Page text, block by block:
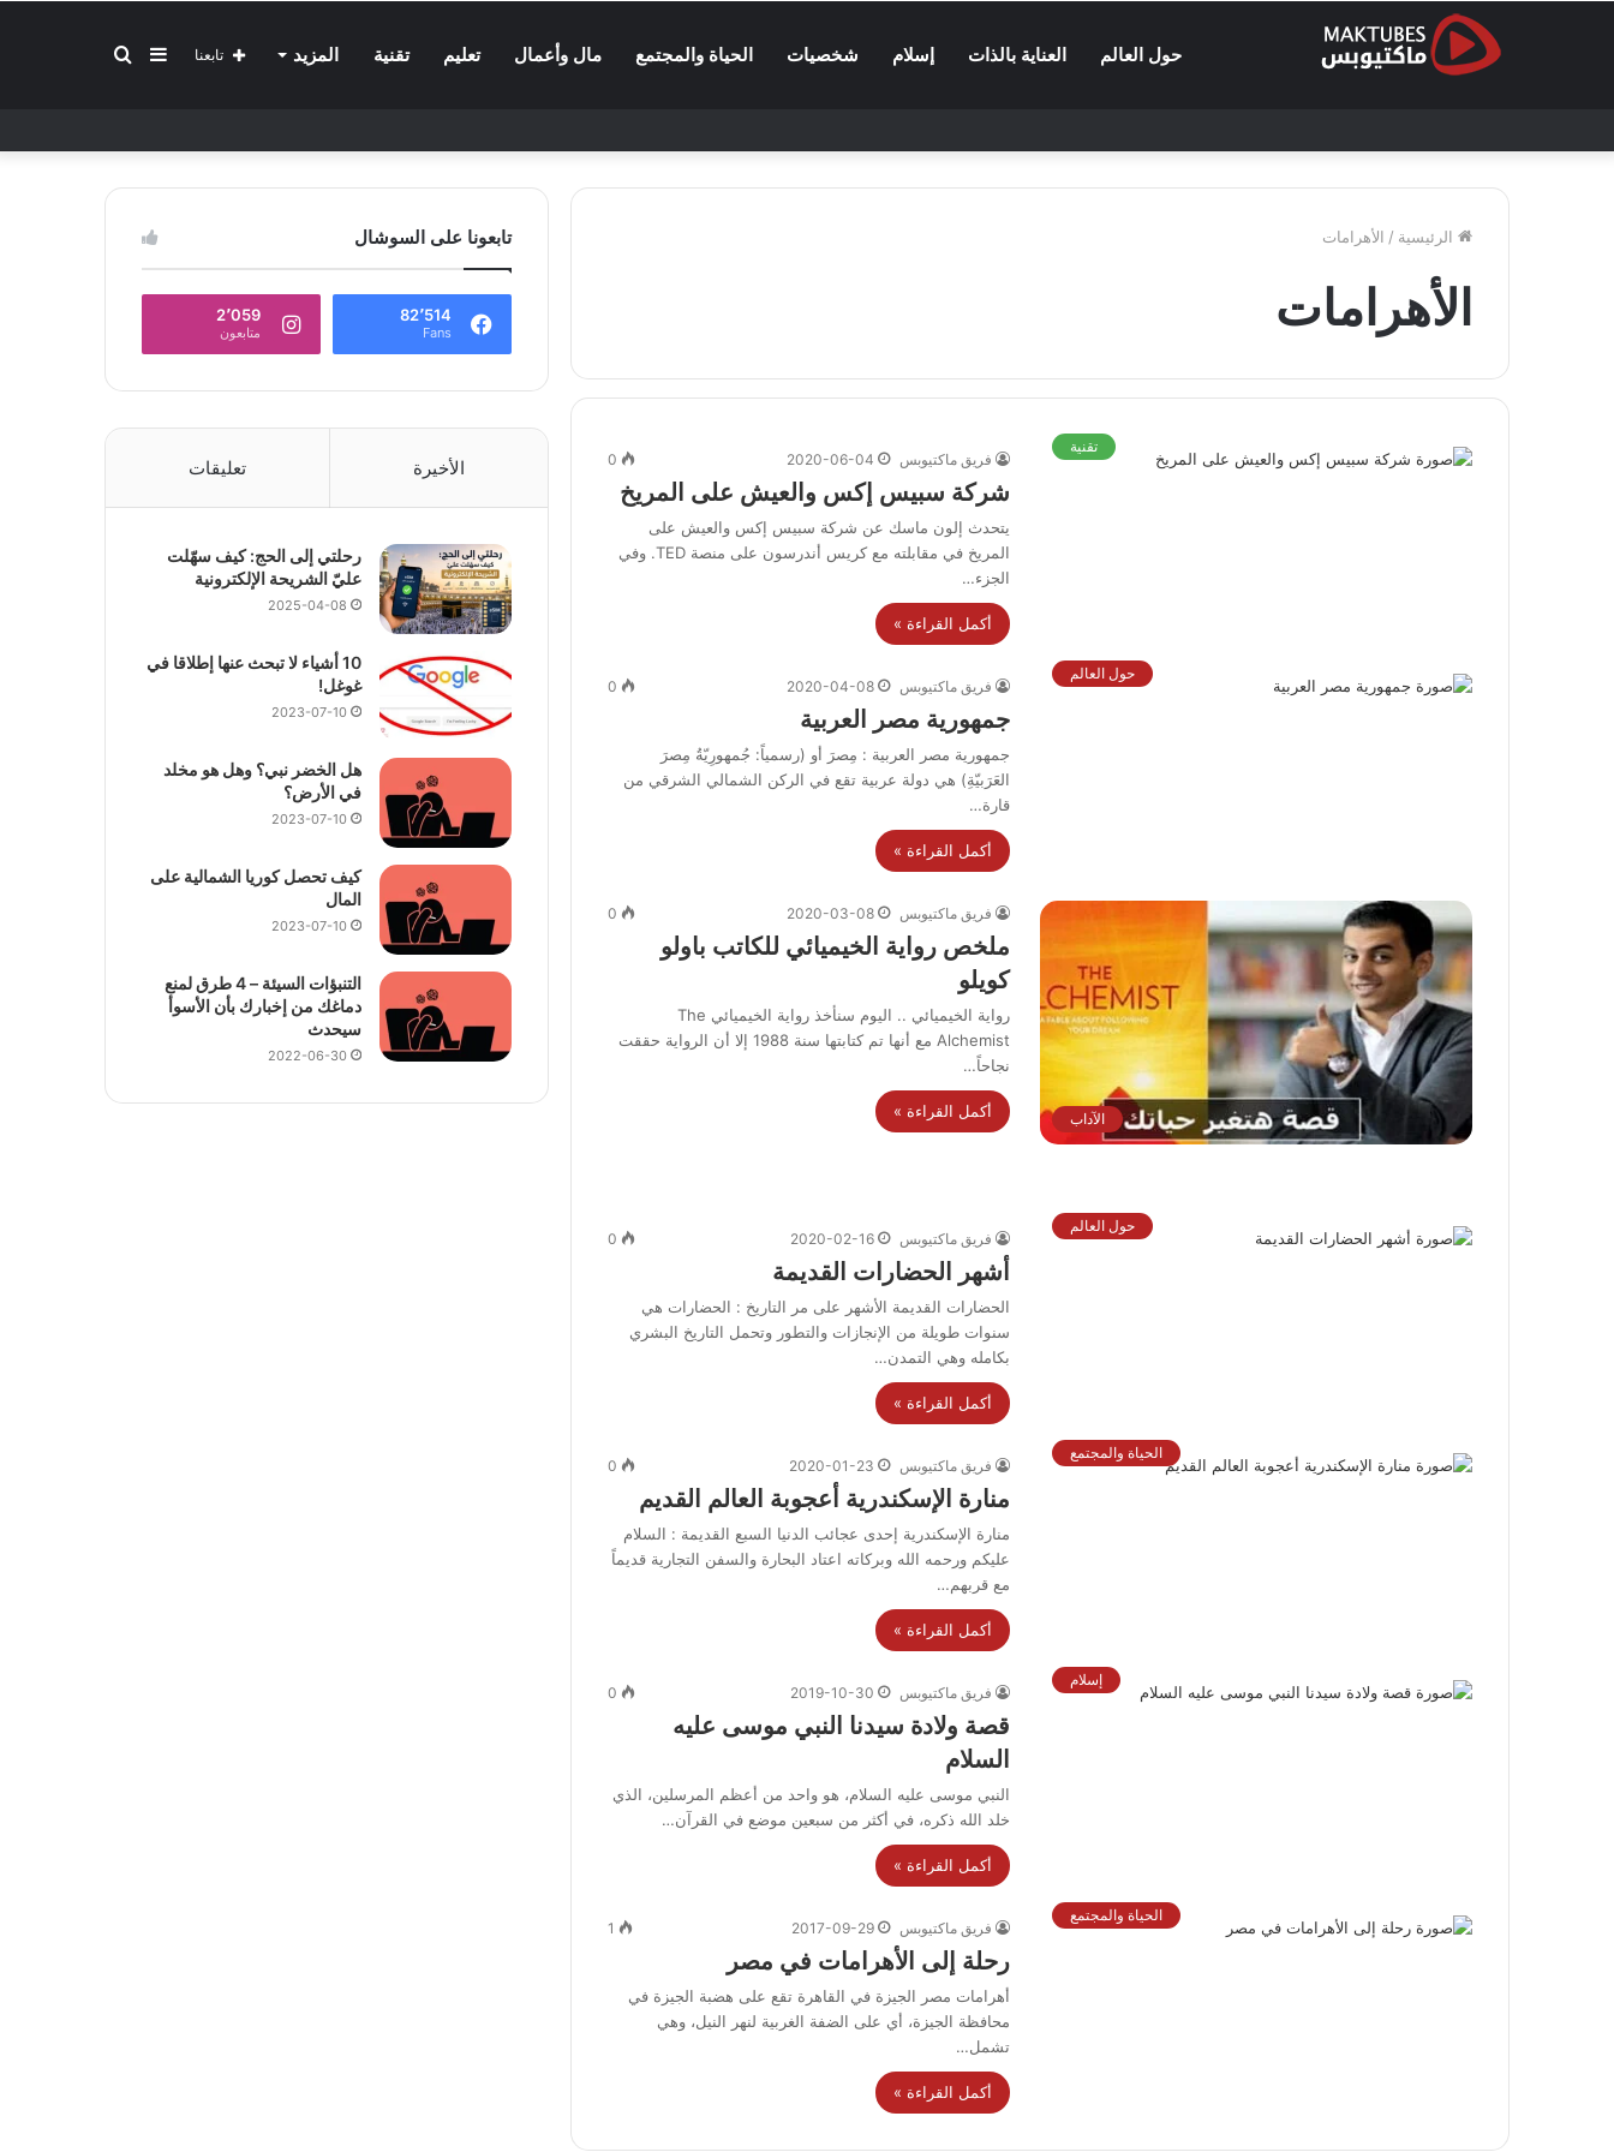
حول العالم العناية بالذات إسلام شخصيات الحياة والمجتمع مال وأعمال تعليم تقنية المزيد بحثإضافة
جانبي
تابعنا
الرئيسية / الأهرامات
الأهرامات
تقنية
فريق ماكتيوبس 2020-06-04
0
شركة سبيس إكس والعيش على المريخ
يتحدث إلون ماسك عن شركة سبيس إكس والعيش على
المريخ في مقابلته مع كريس أندرسون على منصة TED. وفي
الجزء…
أكمل القراءة »
حول العالم
فريق ماكتيوبس 2020-04-08
0
جمهورية مصر العربية
جمهورية مصر العربية : مِصرَ أو (رسمياً: جُمهورِيّةُ مِصرَ
العَرَبيّةِ) هي دولة عربية تقع في الركن الشمالي الشرقي من
قارة…
أكمل القراءة »
الآداب
فريق ماكتيوبس 2020-03-08
0
ملخص رواية الخيميائي للكاتب باولو
كويلو
رواية الخيميائي .. اليوم سنأخذ رواية الخيميائي The
Alchemist مع أنها تم كتابتها سنة 1988 إلا أن الرواية حققت
نجاحاً…
أكمل القراءة »
حول العالم
فريق ماكتيوبس 2020-02-16
0
أشهر الحضارات القديمة
الحضارات القديمة الأشهر على مر التاريخ : الحضارات هي
سنوات طويلة من الإنجازات والتطور وتحمل التاريخ البشري
بكامله وهي التمدن…
أكمل القراءة »
الحياة والمجتمع
فريق ماكتيوبس 2020-01-23
0
منارة الإسكندرية أعجوبة العالم القديم
منارة الإسكندرية إحدى عجائب الدنيا السبع القديمة : السلام
عليكم ورحمه الله وبركاته اعتاد البحارة والسفن التجارية قديماً
مع قربهم…
أكمل القراءة »
إسلام
فريق ماكتيوبس 2019-10-30
0
قصة ولادة سيدنا النبي موسى عليه
السلام
النبي موسى عليه السلام، هو واحد من أعظم المرسلين، الذي
خلد الله ذكره، في أكثر من سبعين موضع في القرآن…
أكمل القراءة »
الحياة والمجتمع
فريق ماكتيوبس 2017-09-29
1
رحلة إلى الأهرامات في مصر
أهرامات مصر الجيزة في القاهرة تقع على هضبة الجيزة في
محافظة الجيزة، أي على الضفة الغربية لنهر النيل، وهي
تشمل…
أكمل القراءة »
تابعونا على السوشال
82٬514
Fans
2٬059
متابعون
الأخيرة تعليقات
رحلتي إلى الحج: كيف سهّلت
عليّ الشريحة الإلكترونية
2025-04-08
10 أشياء لا تبحث عنها إطلاقا في
غوغل!
2023-07-10
هل الخضر نبي؟ وهل هو مخلد
في الأرض؟
2023-07-10
كيف تحصل كوريا الشمالية على
المال
2023-07-10
التنبؤات السيئة – 4 طرق لمنع
دماغك من إخبارك بأن الأسوأ
سيحدث
2022-06-30